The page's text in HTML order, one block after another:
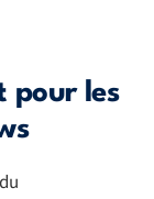
pour les